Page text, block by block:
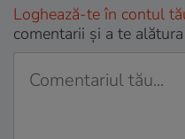
Loghează-te în contul
comentarii și a te